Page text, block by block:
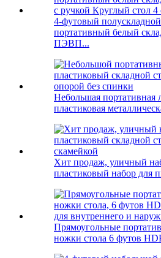
4-футовый
портативный белый
ПЭВП...
Небольшая портативная
пластиковая
Хит продаж, уличный
пластиковый набор для
Прямоугольные
ножки стола 6 футов